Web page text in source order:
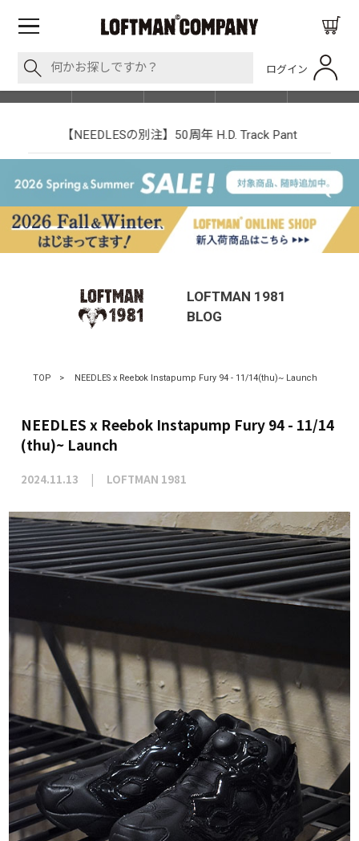
ログイン
SHOP LIST
【NEEDLESの別注】50周年 H.D. Track Pant
LOFTMAN 1981
BLOG
TOP > NEEDLES x Reebok Instapump Fury 94 - 11/14(thu)~ Launch
NEEDLES x Reebok Instapump Fury 94 - 11/14
(thu)~ Launch
2024.11.13 LOFTMAN 1981